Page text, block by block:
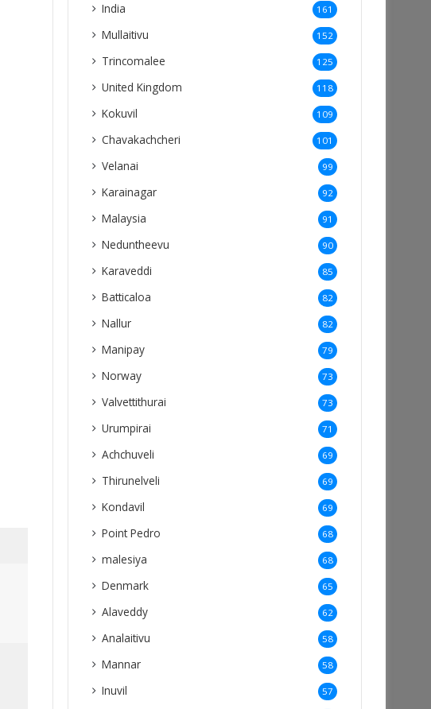
India 161
Mullaitivu 152
Trincomalee 125
United Kingdom 118
Kokuvil 109
Chavakachcheri 101
Velanai 99
Karainagar 92
Malaysia 91
Neduntheevu 90
Karaveddi 85
Batticaloa 82
Nallur 82
Manipay 79
Norway 73
Valvettithurai 73
Urumpirai 71
Achchuveli 69
Thirunelveli 69
Kondavil 69
Point Pedro 68
malesiya 68
Denmark 65
Alaveddy 62
Analaitivu 58
Mannar 58
Inuvil 57